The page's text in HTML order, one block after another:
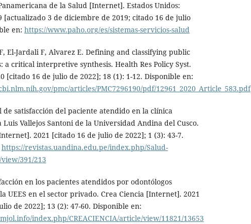
de la Salud [Internet]. Estados Unidos:
[actualizado 3 de diciembre de 2019; citado 16 de julio
en: https://www.paho.org/es/sistemas-servicios-salud
El-Jardali F, Alvarez E. Defining and classifying public
a critical interpretive synthesis. Health Res Policy Syst.
[citado 16 de julio de 2022]; 18 (1): 1-12. Disponible en:
pmc/articles/PMC7296190/pdf/12961_2020_Article_583.pdf
de satisfacción del paciente atendido en la clínica
Luis Vallejos Santoni de la Universidad Andina del Cusco.
2021 [citado 16 de julio de 2022]; 1 (3): 43-7.
https://revistas.uandina.edu.pe/index.php/Salud-
391/213
en los pacientes atendidos por odontólogos
UEES en el sector privado. Crea Ciencia [Internet]. 2021
de 2022]; 13 (2): 47-60. Disponible en:
index.php/CREACIENCIA/article/view/11821/13653